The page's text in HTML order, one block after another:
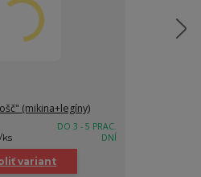
(mikina+legíny)
/ks
DO 3 - 5 PRAC.
DNÍ
variant